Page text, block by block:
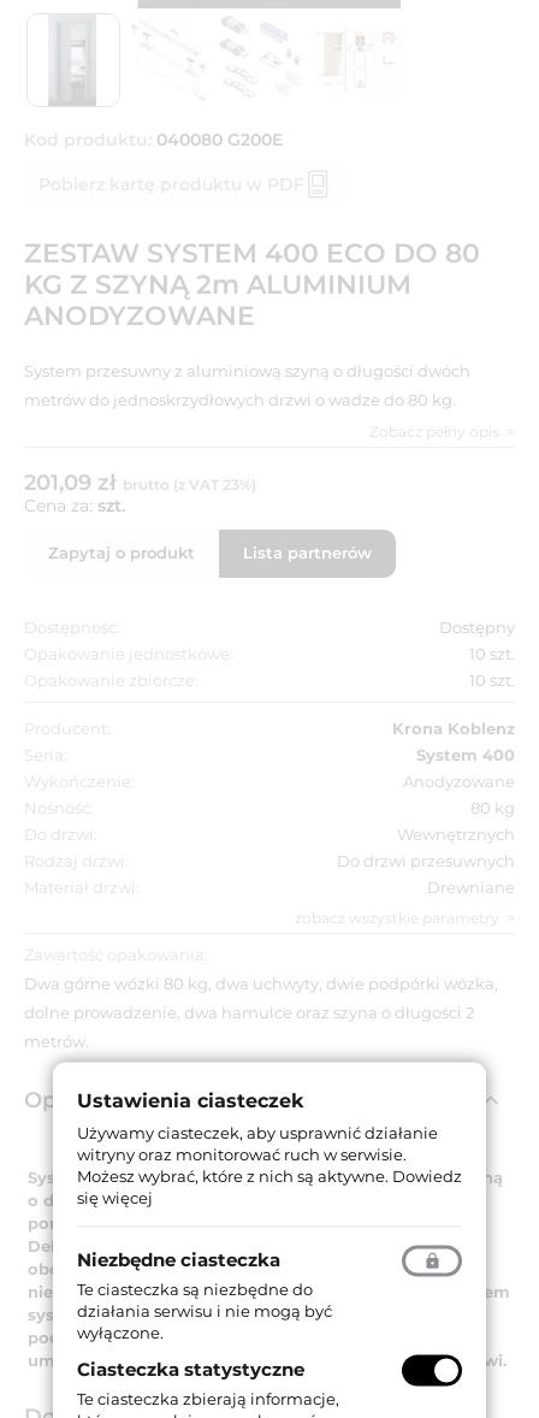
Kod produktu: 040080 G200E
Pobierz kartę produktu w PDF
ZESTAW SYSTEM 400 ECO DO 80
KG Z SZYNĄ 2m ALUMINIUM
ANODYZOWANE
System przesuwny z aluminiową szyną o długości dwóch
metrów do jednoskrzydłowych drzwi o wadze do 80 kg.
Zobacz pełny opis
201,09 zł brutto (z VAT 23%)
Cena za: szt.
Zapytaj o produkt Lista partnerów
Dostępność:
Dostępny
Opakowanie jednostkowe:
10 szt.
Opakowanie zbiorcze:
10 szt.
Producent:
Krona Koblenz
Seria:
System 400
Wykończenie:
Anodyzowane
Nośność:
80 kg
Do drzwi:
Wewnętrznych
Rodzaj drzwi:
Do drzwi przesuwnych
Materiał drzwi:
Drewniane
zobacz wszystkie parametry
Zawartość opakowania:
Dwa górne wózki 80 kg, dwa uchwyty, dwie podpórki wózka,
dolne prowadzenie, dwa hamulce oraz szyna o długości 2
metrów.
Opis produktu
System przesuwny dostarczany wraz z aluminiową szyną
o długości 2000 mm oraz nylonowymi wózkami,
poruszającymi się na kółkach w powłoce
Delrin. Charakteryzują się one wytrzymałością na
obciążenia dynamiczne, odpornością na ścieranie oraz
niewielkim współczynnikiem tarcia. Kolejnym elementem
systemu jest regulowany hamulec. Poszczególne
podzespoły składające się na prowadzenie systemu
umieszczane są wyłącznie w górnej części skrzydła drzwi.
Ustawienia ciasteczek
Używamy ciasteczek, aby usprawnić działanie
witryny oraz monitorować ruch w serwisie.
Możesz wybrać, które z nich są aktywne. Dowiedz
się więcej
Niezbędne ciasteczka
Te ciasteczka są niezbędne do
działania serwisu i nie mogą być
wyłączone.
Ciasteczka statystyczne
Te ciasteczka zbierają informacje,